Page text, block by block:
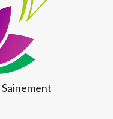
Sainement